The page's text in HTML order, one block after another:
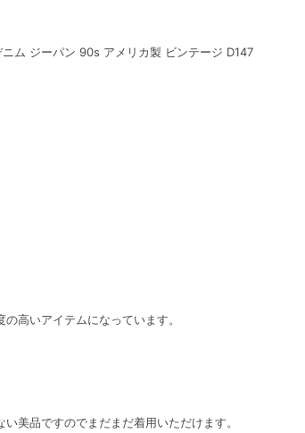
ム ジーパン 90s アメリカ製 ビンテージ D147
高いアイテムになっています。
美品ですのでまだまだ着用いただけます。